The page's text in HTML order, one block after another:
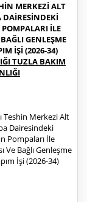
MERKEZİ ALT
İLE
GENLEŞME
İŞİ (2026-34)
TUZLA BAKIM
Teshin Merkezi Alt
Dairesindeki
Pompaları İle
Ve Bağlı Genleşme
İşi (2026-34)